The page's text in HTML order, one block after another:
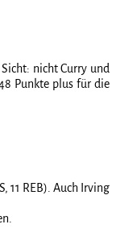
nicht Curry und
Punkte plus für die
11 REB). Auch Irving